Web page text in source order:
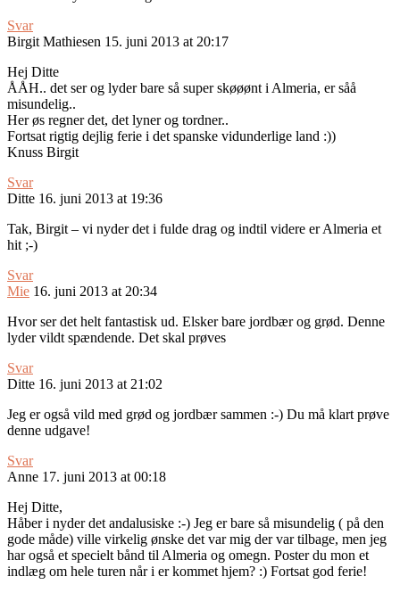
Svar
Birgit Mathiesen 15. juni 2013 at 20:17
Hej Ditte
ÅÅH.. det ser og lyder bare så super skøøønt i Almeria, er såå
misundelig..
Her øs regner det, det lyner og tordner..
Fortsat rigtig dejlig ferie i det spanske vidunderlige land :))
Knuss Birgit
Svar
Ditte 16. juni 2013 at 19:36
Tak, Birgit – vi nyder det i fulde drag og indtil videre er Almeria et
hit ;-)
Svar
Mie 16. juni 2013 at 20:34
Hvor ser det helt fantastisk ud. Elsker bare jordbær og grød. Denne
lyder vildt spændende. Det skal prøves
Svar
Ditte 16. juni 2013 at 21:02
Jeg er også vild med grød og jordbær sammen :-) Du må klart prøve
denne udgave!
Svar
Anne 17. juni 2013 at 00:18
Hej Ditte,
Håber i nyder det andalusiske :-) Jeg er bare så misundelig ( på den
gode måde) ville virkelig ønske det var mig der var tilbage, men jeg
har også et specielt bånd til Almeria og omegn. Poster du mon et
indlæg om hele turen når i er kommet hjem? :) Fortsat god ferie!